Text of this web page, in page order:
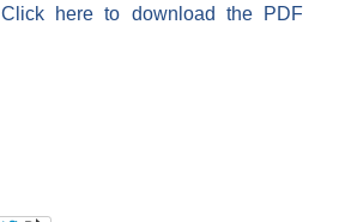
Click here to download the PDF